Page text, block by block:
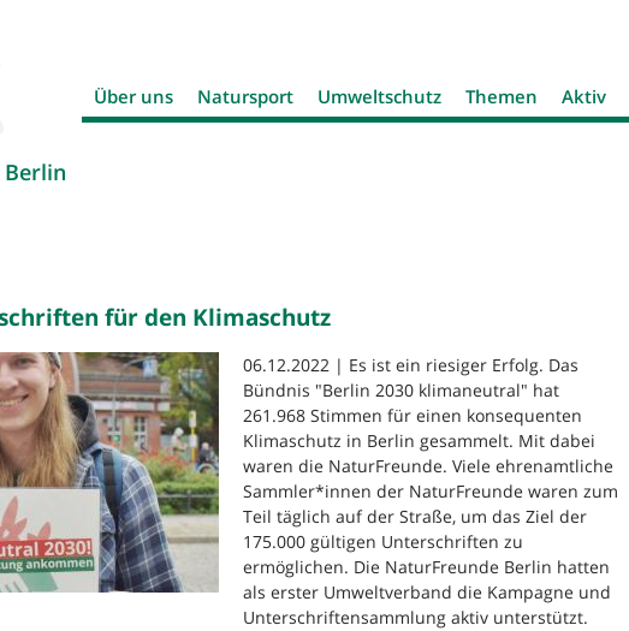
Über uns Natursport Umweltschutz Themen Aktiv
für den Klimaschutz
06.12.2022 | Es ist ein riesiger Erfolg. Das
Bündnis "Berlin 2030 klimaneutral" hat
261.968 Stimmen für einen konsequenten
Klimaschutz in Berlin gesammelt. Mit dabei
waren die NaturFreunde. Viele ehrenamtliche
Sammler*innen der NaturFreunde waren zum
Teil täglich auf der Straße, um das Ziel der
175.000 gültigen Unterschriften zu
ermöglichen. Die NaturFreunde Berlin hatten
als erster Umweltverband die Kampagne und
Unterschriftensammlung aktiv unterstützt.